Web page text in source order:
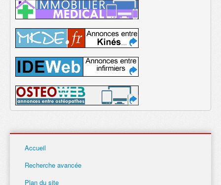
Accueil
Recherche avancée
Plan du site